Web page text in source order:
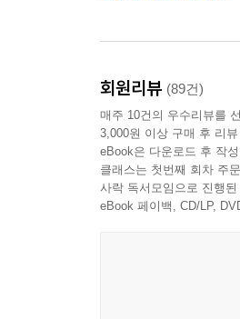
선장이 말을 이었다.
“명심해라. 너희가 전
러나 우주군의 일원으
--- p.107
“누가 제일 나이가 많지
『호랑이가 눈뜰 때
오페라 같지만, 『호
공식 의복이 한복인
혼합된 독보적인 세계
달이 된 오누이」)를
빠르게 전개되는 서
승선한 세빈은 우주
회원리뷰 (89건)
매주 10건의 우수리뷰를
3,000원 이상 구매 후 리뷰
eBook은 다운로드 후 작
클래스는 첫번째 회차 주
사락 독서모임으로 진행
eBook 페이백, CD/LP,